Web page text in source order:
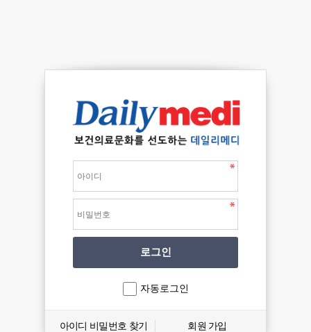
자동로그인
아이디 비밀번호 찾기 회원 가입